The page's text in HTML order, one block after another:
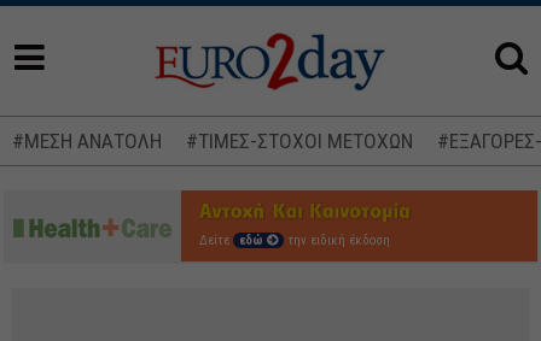
#ΜΕΣΗ ΑΝΑΤΟΛΗ #ΤΙΜΕΣ-ΣΤΟΧΟΙ ΜΕΤΟΧΩΝ
Δείτε εδώ την ειδική έκδοση